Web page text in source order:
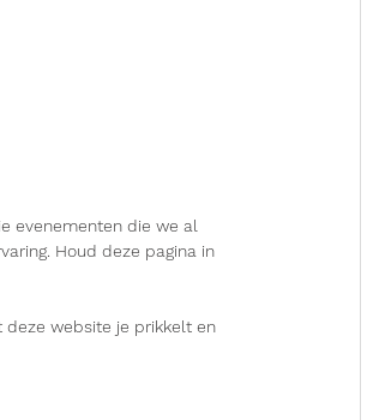
evenementen die we al
Houd deze pagina in
deze website je prikkelt en